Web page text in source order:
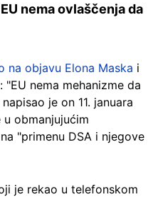
nema ovlaščenja da
na objavu Elona Maska i
nema mehanizme da
je on 11. januara
obmanjujućim
"primenu DSA i njegove
je rekao u telefonskom